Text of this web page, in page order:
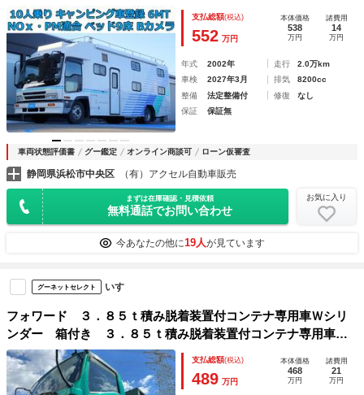
載 ４点アウトリガー ソファーベッド 車両総重量７１１０
ｋｇ ＮＯｘ・ＰＭ適合 実走行
支払総額(税込)
552 万円
本体価格
538
万円
諸費用
14
万円
年式 2002年 走行
2.0万km
車検
2027年3月 排気
8200cc
整備
法定整備付 修復
なし
保証
保証無
車両状態評価書 グー鑑定 オンライン商談可 ローン仮審査
静岡県浜松市中央区 （有）アクセル自動車販売
まずは在庫確認・見積依頼
無料通話でお問い合わせ
お気に入り
今あなたの他に19人が見ています
グーネットセレクト いすゞ
フォワード ３．８５ｔ積み脱着装置付コンテナ専用車Ｗシリ
ンダー 箱付き ３．８５ｔ積み脱着装置付コンテナ専用車
５．１９Ｌディーゼルターボ ６速ＭＴ 上物フジマイティー
ＦＰＬ４Ａ ツインホイスト ミズホ製８立米コンテナ付 車
両総重量７９７０キロ
支払総額(税込)
489 万円
本体価格
468
万円
諸費用
21
万円